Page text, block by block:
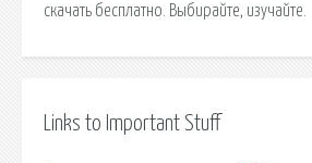
скачать бесплатно. Выбирайте, изучайте.
Links to Important Stuff